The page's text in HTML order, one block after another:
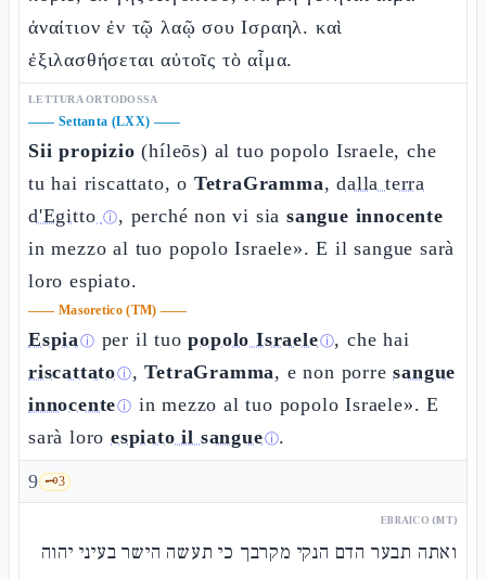
ἀναίτιον ἐν τῷ λαῷ σου Ισραηλ. καὶ
ἐξιλασθήσεται αὐτοῖς τὸ αἷμα.
LETTURA ORTODOSSA
—— Settanta (LXX) ——
Sii propizio (híleōs) al tuo popolo Israele, che
tu hai riscattato, o TetraGramma,dalla terra
d'Egitto ⓘ, perché non vi siasangue innocente
in mezzo al tuo popolo Israele». E il sangue sarà
loro espiato.
—— Masoretico (TM) ——
Espiaⓘ per il tuopopolo Israeleⓘ, che hai
riscattatoⓘ,TetraGramma, e non porresangue
innocenteⓘ in mezzo al tuo popolo Israele». E
sarà loro espiato il sangueⓘ.
9 🗝️3
EBRAICO (MT)
ואתה תבער הדם הנקי מקרבך כי תעשה הישר בעיני יהוה